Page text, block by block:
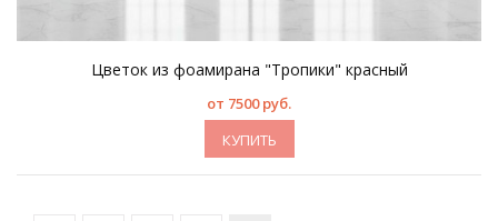
Цветок из фоамирана "Тропики" красный
от 7500 руб.
КУПИТЬ